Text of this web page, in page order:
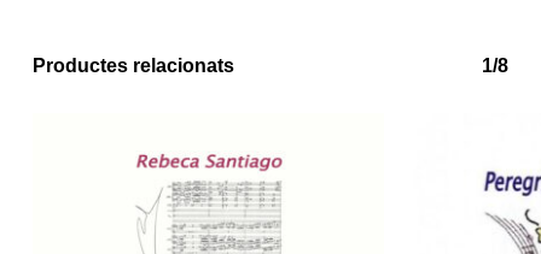
Productes relacionats 1/8